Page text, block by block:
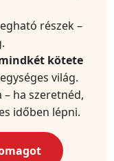
részek –
kötete
világ.
ha szeretnéd,
időben lépni.